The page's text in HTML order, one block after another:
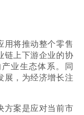
用将推动整个零售
链上下游企业的协
业生态体系。同
展，为经济增长注
方案是应对当前市